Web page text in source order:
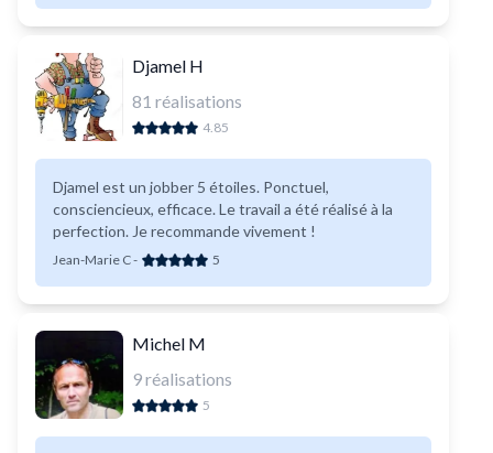
Djamel H
81 réalisations
4.85
Djamel est un jobber 5 étoiles. Ponctuel,
consciencieux, efficace. Le travail a été réalisé à la
perfection. Je recommande vivement !
Jean-Marie C- 5
Michel M
9réalisations
5